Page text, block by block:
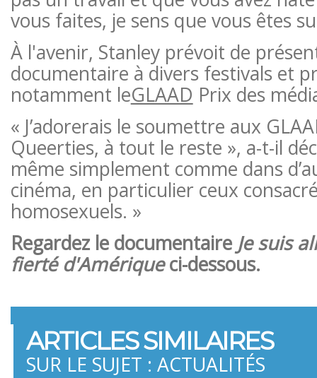
vous faites, je sens que vous êtes
À l'avenir, Stanley prévoit de
documentaire à divers festivals et
notamment leGLAAD Prix ​​des
« J’adorerais le soumettre aux
Queerties, à tout le reste », a-t-il
même simplement comme dans
cinéma, en particulier ceux
homosexuels. »
Regardez le documentaire Je suis
fierté d'Amériqueci-dessous.
ARTICLES SIMILAIRES
SUR LE SUJET : ACTUALITÉS